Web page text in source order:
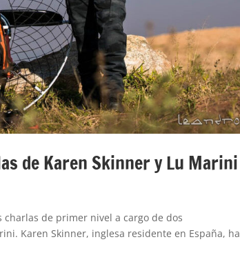
de Karen Skinner y Lu Marini
charlas de primer nivel a cargo de dos
Karen Skinner, inglesa residente en España, ha